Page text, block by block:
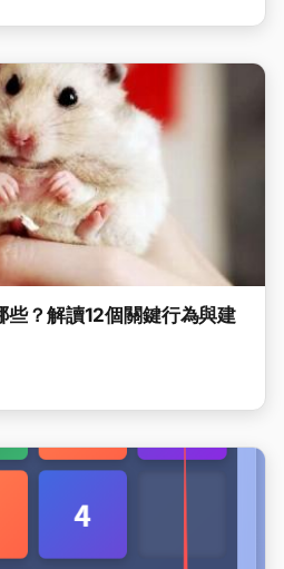
些？解讀12個關鍵行為與建